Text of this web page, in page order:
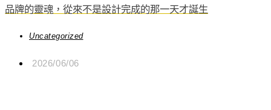
品牌的靈魂，從來不是設計完成的那一天才誕生
Uncategorized
2026/06/06